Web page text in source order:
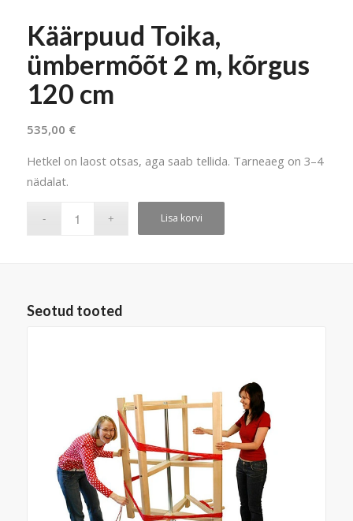
Käärpuud Toika,
ümbermõõt 2 m, kõrgus
120 cm
535,00 €
Hetkel on laost otsas, aga saab tellida. Tarneaeg on 3–4
nädalat.
Lisa korvi
Seotud tooted